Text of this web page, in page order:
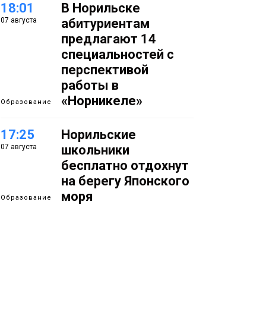
18:01
07 августа
Образование
В Норильске
абитуриентам
предлагают 14
специальностей с
перспективой
работы в
«Норникеле»
17:25
07 августа
Образование
Норильские
школьники
бесплатно отдохнут
на берегу Японского
моря